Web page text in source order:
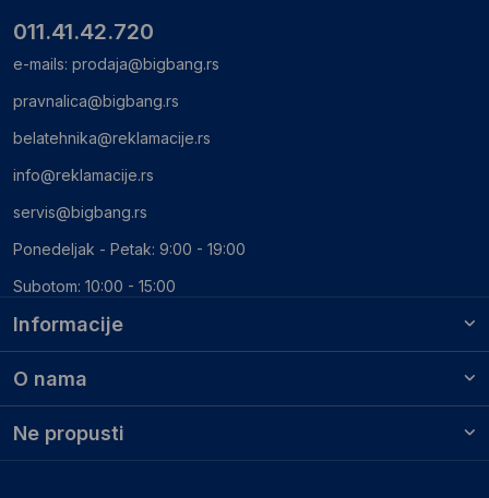
Informacije
O nama
Ne propusti
011.41.42.720
e-mails: prodaja@bigbang.rs
pravnalica@bigbang.rs
belatehnika@reklamacije.rs
info@reklamacije.rs
servis@bigbang.rs
Ponedeljak - Petak: 9:00 - 19:00
Subotom: 10:00 - 15:00